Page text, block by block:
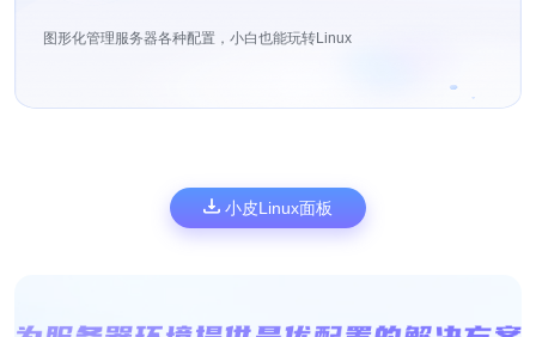
图形化管理服务器各种配置，小白也能玩转Linux
小皮Linux面板